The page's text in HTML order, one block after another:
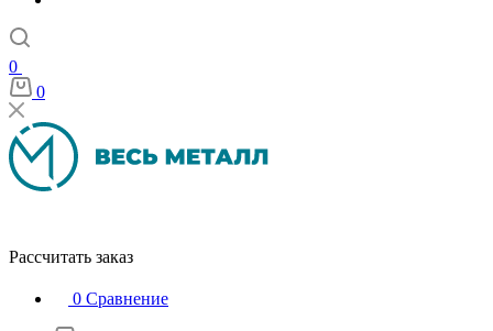
0
0
Рассчитать заказ
0 Сравнение